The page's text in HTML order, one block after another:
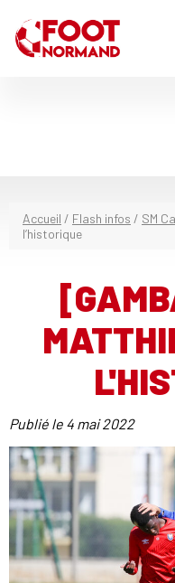
Accueil / Flash infos / SM
l’historique
Publié le 4 mai 2022